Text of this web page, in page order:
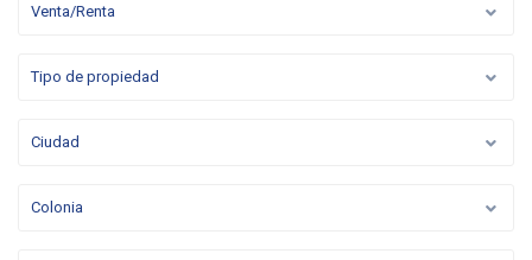
Venta/Renta
Tipo de propiedad
Ciudad
Colonia